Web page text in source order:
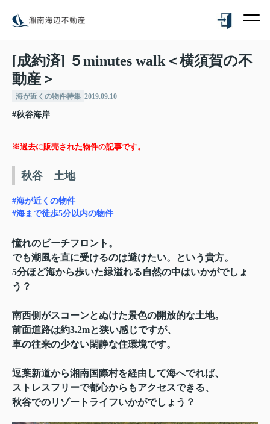
[成約済] ５minutes walk＜横須賀の不
動産＞
海が近くの物件特集 2019.09.10
#秋谷海岸
※過去に販売された物件の記事です。
秋谷 土地
#海が近くの物件
#海まで徒歩5分以内の物件
憧れのビーチフロント。
でも潮風を直に受けるのは避けたい。という貴方。
5分ほど海から歩いた緑溢れる自然の中はいかがでしょ
う？
南西側がスコーンとぬけた景色の開放的な土地。
前面道路は約3.2mと狭い感じですが、
車の往来の少ない閑静な住環境です。
逗葉新道から湘南国際村を経由して海へでれば、
ストレスフリーで都心からもアクセスできる、
秋谷でのリゾートライフいかがでしょう？